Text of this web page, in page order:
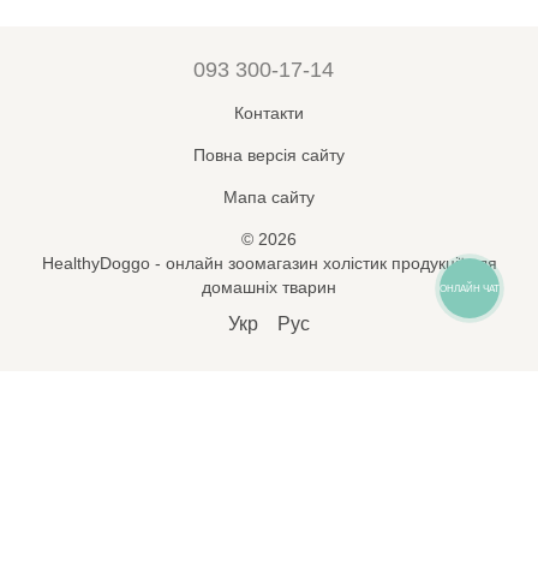
093 300-17-14
Контакти
Повна версія сайту
Мапа сайту
© 2026
HealthyDoggo - онлайн зоомагазин холістик продукції для
домашніх тварин
Укр Рус
ОНЛАЙН ЧАТ